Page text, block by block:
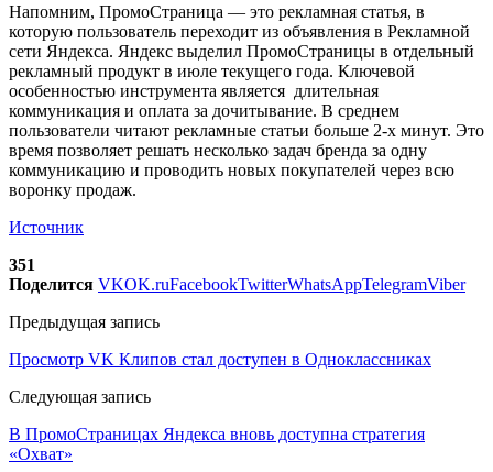
Напомним, ПромоСтраница — это рекламная статья, в
которую пользователь переходит из объявления в Рекламной
сети Яндекса. Яндекс выделил ПромоСтраницы в отдельный
рекламный продукт в июле текущего года. Ключевой
особенностью инструмента является длительная
коммуникация и оплата за дочитывание. В среднем
пользователи читают рекламные статьи больше 2-х минут. Это
время позволяет решать несколько задач бренда за одну
коммуникацию и проводить новых покупателей через всю
воронку продаж.
Источник
351
Поделится VKOK.ruFacebookTwitterWhatsAppTelegramViber
Предыдущая запись
Просмотр VK Клипов стал доступен в Одноклассниках
Следующая запись
В ПромоСтраницах Яндекса вновь доступна стратегия
«Охват»